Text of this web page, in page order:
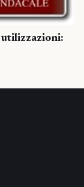
utilizzazioni: